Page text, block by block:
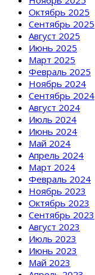
Октябрь 2025
Сентябрь 2025
Август 2025
Июнь 2025
Март 2025
Февраль 2025
Ноябрь 2024
Сентябрь 2024
Август 2024
Июль 2024
Июнь 2024
Май 2024
Апрель 2024
Март 2024
Февраль 2024
Ноябрь 2023
Октябрь 2023
Сентябрь 2023
Август 2023
Июль 2023
Июнь 2023
Май 2023